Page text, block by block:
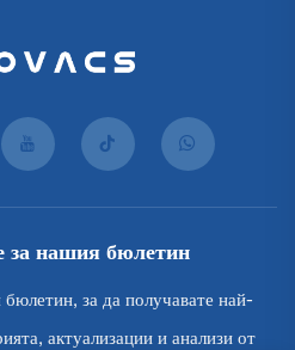
за нашия бюлетин
за да получавате най-
актуализации и анализи от